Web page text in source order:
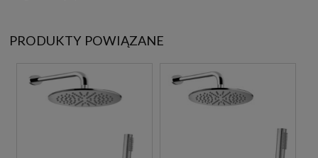
PRODUKTY POWIĄZANE